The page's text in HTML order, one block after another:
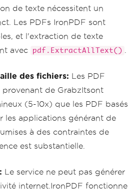
de texte nécessitent un
Les PDFs IronPDF sont
et l'extraction de texte
avec
pdf.ExtractAllText()
des fichiers: Les PDF
provenant de GrabzItsont
(5-10x) que les PDF basés
les applications générant de
à des contraintes de
est substantielle.
Le service ne peut pas générer
internet.IronPDF fonctionne